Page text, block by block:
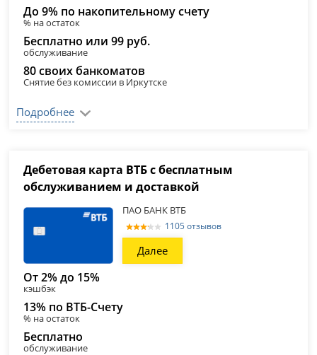
До 9% по накопительному счету
% на остаток
Бесплатно или 99 руб.
обслуживание
80 своих банкоматов
Снятие без комиссии в Иркутске
Подробнее
Дебетовая карта ВТБ с бесплатным
обслуживанием и доставкой
ПАО БАНК ВТБ
1105 отзывов
Далее
От 2% до 15%
кэшбэк
13% по ВТБ-Счету
% на остаток
Бесплатно
обслуживание